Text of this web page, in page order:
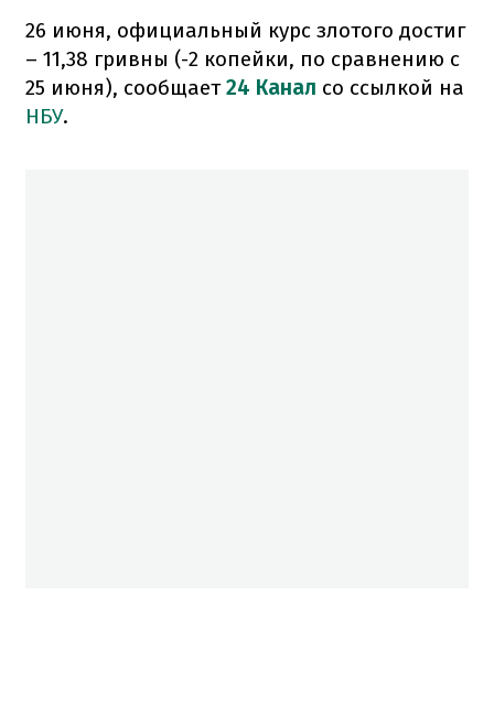
26 июня, официальный курс злотого достиг
– 11,38 гривны (-2 копейки, по сравнению с
25 июня), сообщает 24 Канал со ссылкой на
НБУ.